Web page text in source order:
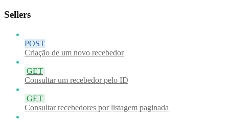
Sellers
POST
Criação de um novo recebedor
GET
Consultar um recebedor pelo ID
GET
Consultar recebedores por listagem paginada